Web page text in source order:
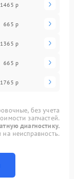
1465 р
665 р
1365 р
665 р
1765 р
без учета
запчастей.
диагностику.
неисправность.